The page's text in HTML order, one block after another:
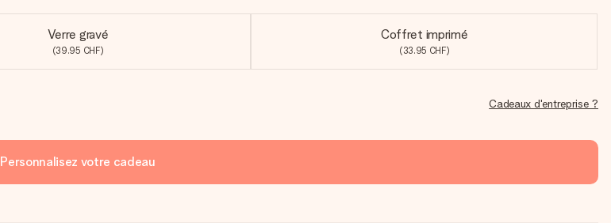
Verre gravé
(39.95 CHF)
Coffret imprimé
(33.95 CHF)
Cadeaux d'entreprise ?
Personnalisez votre cadeau